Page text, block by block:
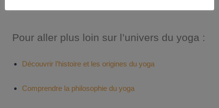
Pour aller plus loin sur l’univers du yoga :
Découvrir l’histoire et les origines du yoga
Comprendre la philosophie du yoga